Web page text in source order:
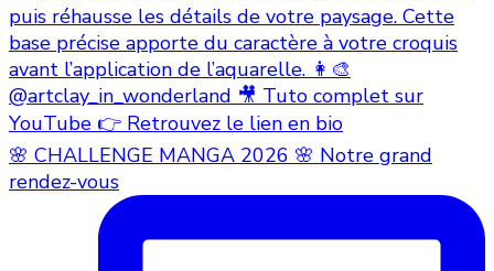
🌸 CHALLENGE MANGA 2026 🌸 Notre grand
rendez-vous